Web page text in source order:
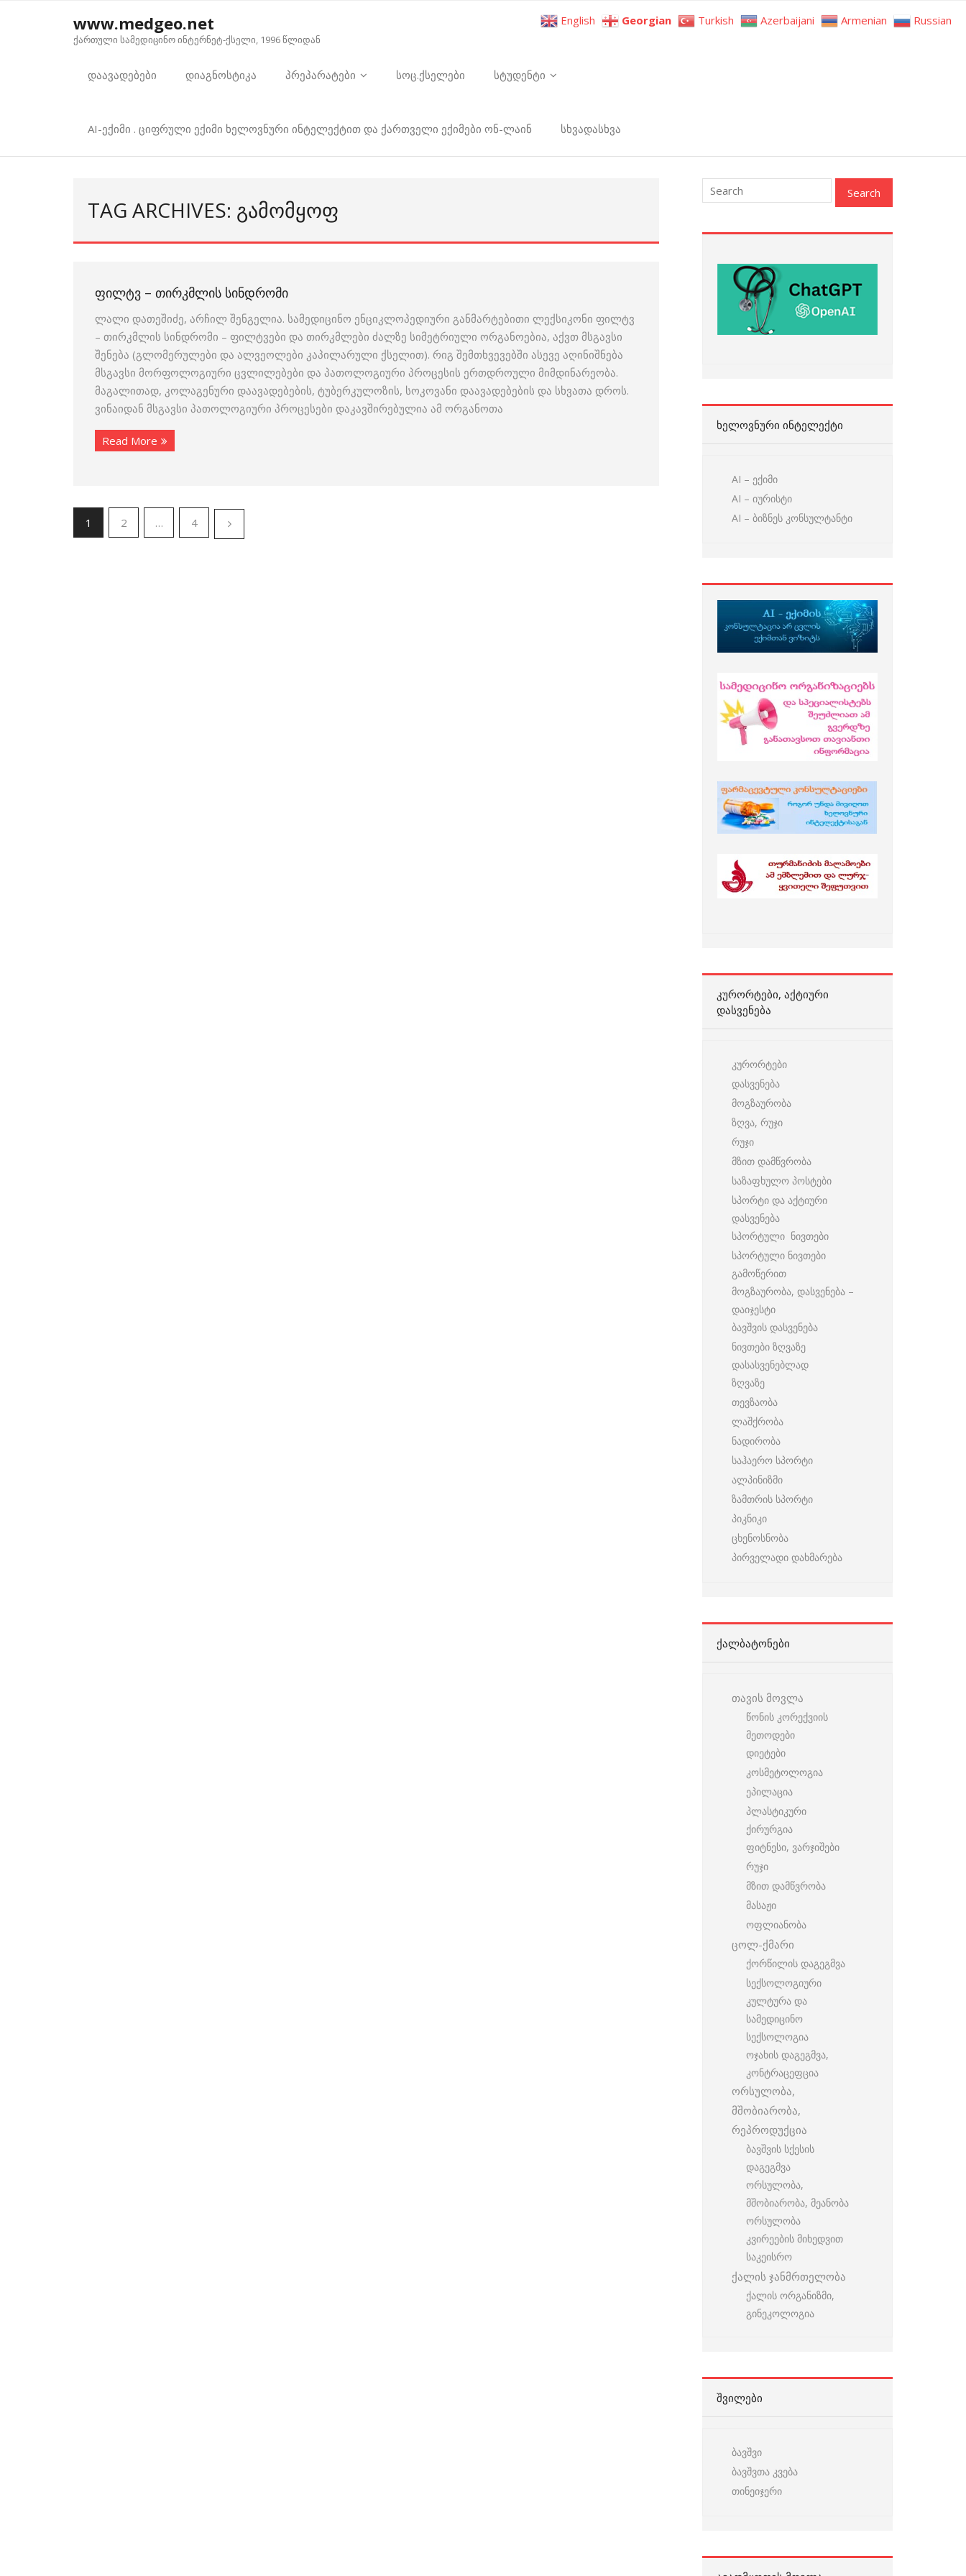
www.medgeo.net
ქართული სამედიცინო ინტერნეტ-ქსელი, 1996 წლიდან
დაავადებები დიაგნოსტიკა პრეპარატები სოც.ქსელები სტუდენტი
AI-ექიმი . ციფრული ექიმი ხელოვნური ინტელექტით და ქართველი ექიმები ონ-ლაინ სხვადასხვა
TAG ARCHIVES: ᲒᲐᲛᲝᲛᲧᲝᲤ
ᲤᲘᲚᲢᲕ – ᲗᲘᲠᲙᲛᲚᲘᲡ ᲡᲘᲜᲓᲠᲝᲛᲘ
ლალი დათეშიძე, არჩილ შენგელია. სამედიცინო ენციკლოპედიური განმარტებითი ლექსიკონი ფილტვ
– თირკმლის სინდრომი – ფილტვები და თირკმლები ძალზე სიმეტრიული ორგანოებია, აქვთ მსგავსი
შენება (გლომერულები და ალვეოლები კაპილარული ქსელით). რიგ შემთხვევებში ასევე აღინიშნება
მსგავსი მორფოლოგიური ცვლილებები და პათოლოგიური პროცესის ერთდროული მიმდინარეობა.
მაგალითად, კოლაგენური დაავადებების, ტუბერკულოზის, სოკოვანი დაავადებების და სხვათა დროს.
ვინაიდან მსგავსი პათოლოგიური პროცესები დაკავშირებულია ამ ორგანოთა
Read More
1 2 … 4
ᲮᲔᲚᲝᲕᲜᲣᲠᲘ ᲘᲜᲢᲔᲚᲔᲥᲢᲘ
AI – ექიმი
AI – იურისტი
AI – ბიზნეს კონსულტანტი
ᲙᲣᲠᲝᲠᲢᲔᲑᲘ, ᲐᲥᲢᲘᲣᲠᲘ
ᲓᲐᲡᲕᲔᲜᲔᲑᲐ
კურორტები
დასვენება
მოგზაურობა
ზღვა, რუჯი
რუჯი
მზით დამწვრობა
საზაფხულო პოსტები
სპორტი და აქტიური
დასვენება
სპორტული ნივთები
სპორტული ნივთები
გამოწერით
მოგზაურობა, დასვენება –
დაიჯესტი
ბავშვის დასვენება
ნივთები ზღვაზე
დასასვენებლად
ზღვაზე
თევზაობა
ლაშქრობა
ნადირობა
საჰაერო სპორტი
ალპინიზმი
ზამთრის სპორტი
პიკნიკი
ცხენოსნობა
პირველადი დახმარება
ᲥᲐᲚᲑᲐᲢᲝᲜᲔᲑᲘ
თავის მოვლა
წონის კორექვიის
მეთოდები
დიეტები
კოსმეტოლოგია
ეპილაცია
პლასტიკური
ქირურგია
ფიტნესი, ვარჯიშები
რუჯი
მზით დამწვრობა
მასაჟი
ოფლიანობა
ცოლ-ქმარი
ქორწილის დაგეგმვა
სექსოლოგიური
კულტურა და
სამედიცინო
სექსოლოგია
ოჯახის დაგეგმვა,
კონტრაცეფცია
ორსულობა,
მშობიარობა,
რეპროდუქცია
ბავშვის სქესის
დაგეგმვა
ორსულობა,
მშობიარობა, მეანობა
ორსულობა
კვირეების მიხედვით
საკეისრო
ქალის ჯანმრთელობა
ქალის ორგანიზმი,
გინეკოლოგია
ᲨᲕᲘᲚᲔᲑᲘ
ბავშვი
ბავშვთა კვება
თინეიჯერი
English Georgian Turkish Azerbaijani Armenian Russian